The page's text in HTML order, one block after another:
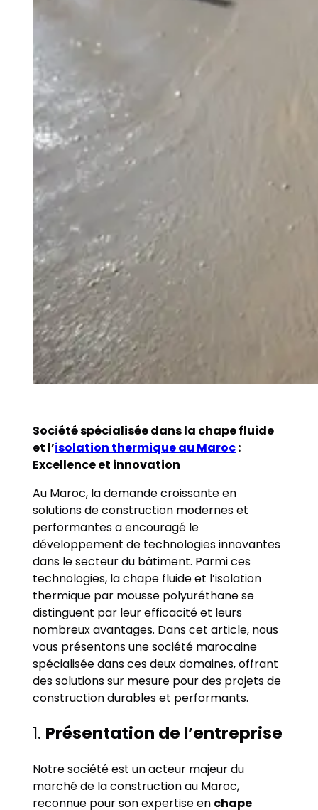
Société spécialisée dans la chape fluide
et l’isolation thermique au Maroc:
Excellence et innovation
Au Maroc, la demande croissante en
solutions de construction modernes et
performantes a encouragé le
développement de technologies innovantes
dans le secteur du bâtiment. Parmi ces
technologies, la chape fluide et l’isolation
thermique par mousse polyuréthane se
distinguent par leur efficacité et leurs
nombreux avantages. Dans cet article, nous
vous présentons une société marocaine
spécialisée dans ces deux domaines, offrant
des solutions sur mesure pour des projets de
construction durables et performants.
1. Présentation de l’entreprise
Notre société est un acteur majeur du
marché de la construction au Maroc,
reconnue pour son expertise en chape